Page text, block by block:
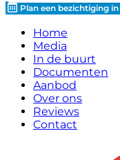
Plan een bezichtiging in
Home
Media
In de buurt
Documenten
Aanbod
Over ons
Reviews
Contact